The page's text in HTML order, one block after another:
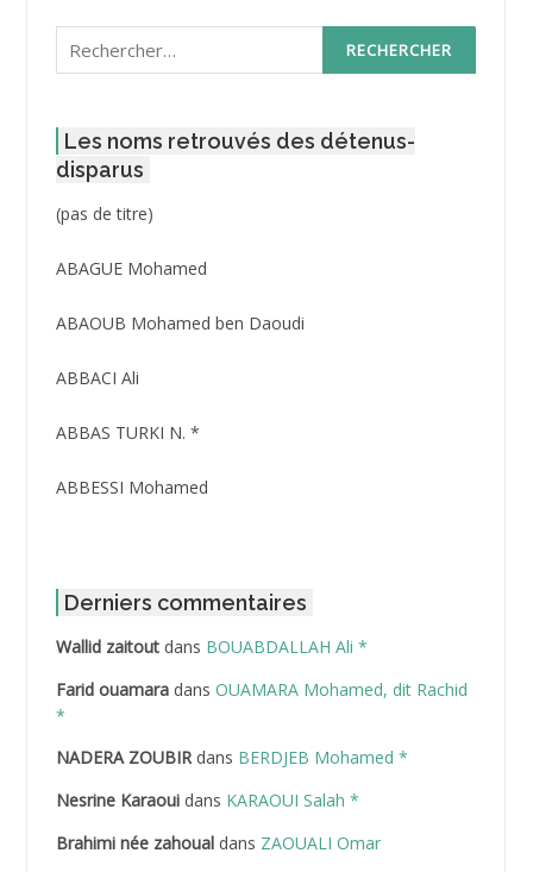
Rechercher :
Les noms retrouvés des détenus-
disparus
(pas de titre)Post
3416
ABAGUE Mohamed
ABAOUB Mohamed ben Daoudi
ABBACI Ali
ABBAS TURKI N. *
ABBESSI Mohamed
ABDAT Amar
ABDEDDAIM Hamid
ABDELAZIZ Mohamed
ABDELHAFID Lakhdar
Derniers commentaires
Wallid zaitoutdans BOUABDALLAH Ali *
Farid ouamaradans OUAMARA Mohamed, dit Rachid
*
NADERA ZOUBIRdans BERDJEB Mohamed *
Nesrine Karaouidans KARAOUI Salah *
Brahimi née zahoualdans ZAOUALI Omar